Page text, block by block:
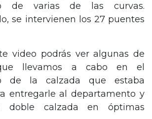
de varias de las curvas.
se intervienen los 27 puentes
video podrás ver algunas de
llevamos a cabo en el
de la calzada que estaba
entregarle al departamento y
calzada en óptimas